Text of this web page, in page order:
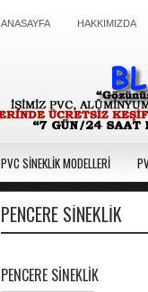
ANASAYFA HAKKIMIZDA
PVC SİNEKLİK MODELLERİ
PENCERE SİNEKLİK
PENCERE SİNEKLİK